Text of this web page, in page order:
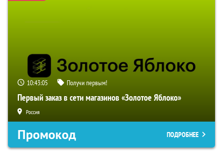
10:43:04 Получи первым!
Первый заказ в сети магазинов «Золотое Яблоко»
Россия
Промокод ПОДРОБНЕЕ